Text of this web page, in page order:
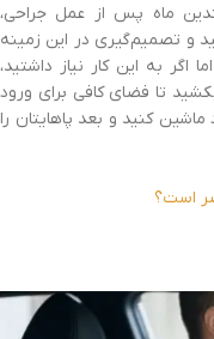
ماه پس از عمل جراحی،
و تصمیم‌گیری در این زمینه
به این کار نیاز داشتید،
تا فضای کافی برای ورود
کنید و بعد پاهایتان را
است؟